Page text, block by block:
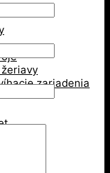
zariadenia